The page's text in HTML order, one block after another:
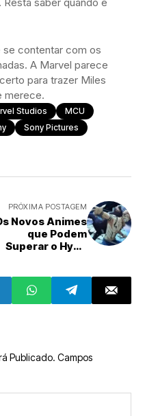
se contentar com os
A Marvel parece
para trazer Miles
merece.
Studios
MCU
Sony Pictures
PRÓXIMA POSTAGEM
Novos Animes
que Podem
Superar o Hype
Publicado. Campos